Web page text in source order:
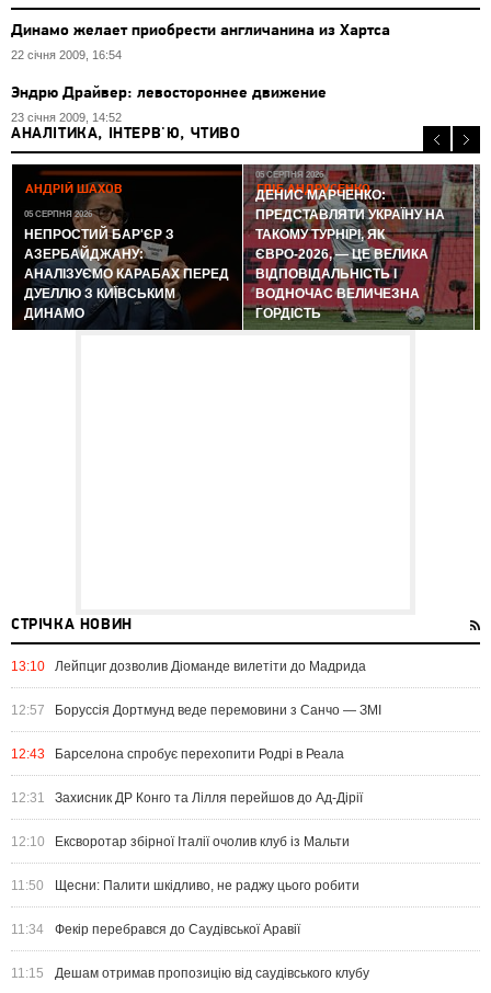
Динамо желает приобрести англичанина из Хартса
22 січня 2009, 16:54
Эндрю Драйвер: левостороннее движение
23 січня 2009, 14:52
АНАЛІТИКА, ІНТЕРВ'Ю, ЧТИВО
АНДРІЙ ШАХОВ
05 СЕРПНЯ 2026
НЕПРОСТИЙ БАР'ЄР З
АЗЕРБАЙДЖАНУ:
АНАЛІЗУЄМО КАРАБАХ ПЕРЕД
ДУЕЛЛЮ З КИЇВСЬКИМ
ДИНАМО
ГЛІБ АНДРУСЕНКО
05 СЕРПНЯ 2026
ДЕНИС МАРЧЕНКО:
ПРЕДСТАВЛЯТИ УКРАЇНУ НА
ТАКОМУ ТУРНІРІ, ЯК
ЄВРО-2026, — ЦЕ ВЕЛИКА
ВІДПОВІДАЛЬНІСТЬ І
ВОДНОЧАС ВЕЛИЧЕЗНА
ГОРДІСТЬ
СТРІЧКА НОВИН
13:10 Лейпциг дозволив Діоманде вилетіти до Мадрида
12:57 Боруссія Дортмунд веде перемовини з Санчо — ЗМІ
12:43 Барселона спробує перехопити Родрі в Реала
12:31 Захисник ДР Конго та Лілля перейшов до Ад-Дірії
12:10 Ексворотар збірної Італії очолив клуб із Мальти
11:50 Щесни: Палити шкідливо, не раджу цього робити
11:34 Фекір перебрався до Саудівської Аравії
11:15 Дешам отримав пропозицію від саудівського клубу